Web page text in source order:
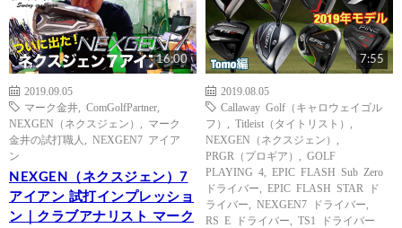
16:00
2019.09.05
マーク金井
ComGolfPartner
NEXGEN（ネクスジェン）
マーク
金井の試打職人
NEXGEN7 アイア
ン
NEXGEN（ネクスジェン）7
アイアン 試打インプレッショ
ン｜クラブアナリスト マーク
7:55
2019.08.05
Callaway Golf（キャロウェイゴル
フ）
Titleist（タイトリスト）
NEXGEN（ネクスジェン）
PRGR（プロギア）
GOLF
PLAYING 4
EPIC FLASH Sub Zero
ドライバー
EPIC FLASH STAR ド
ライバー
NEXGEN7 ドライバー
RS E ドライバー
TS1 ドライバー